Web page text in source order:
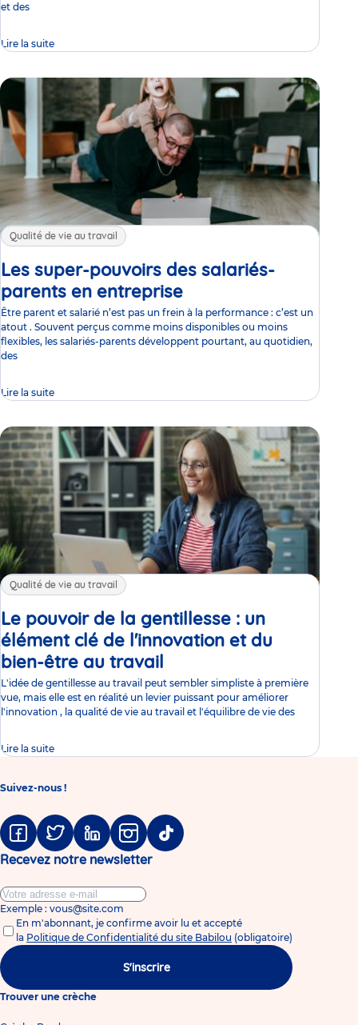
et des
Lire la suite
Qualité de vie au travail
Les super-pouvoirs des salariés-
parents en entreprise
Être parent et salarié n’est pas un frein à la performance : c’est un
atout . Souvent perçus comme moins disponibles ou moins
flexibles, les salariés-parents développent pourtant, au quotidien,
des
Lire la suite
Qualité de vie au travail
Le pouvoir de la gentillesse : un
élément clé de l'innovation et du
bien-être au travail
L'idée de gentillesse au travail peut sembler simpliste à première
vue, mais elle est en réalité un levier puissant pour améliorer
l'innovation , la qualité de vie au travail et l'équilibre de vie des
Lire la suite
Suivez-nous !
FacebookTwitter LinkedinInstagramTiktok
Recevez notre newsletter
Exemple : vous@site.com
En m'abonnant, je confirme avoir lu et accepté
la Politique de Confidentialité du site Babilou (obligatoire)
S'inscrire
Trouver une crèche